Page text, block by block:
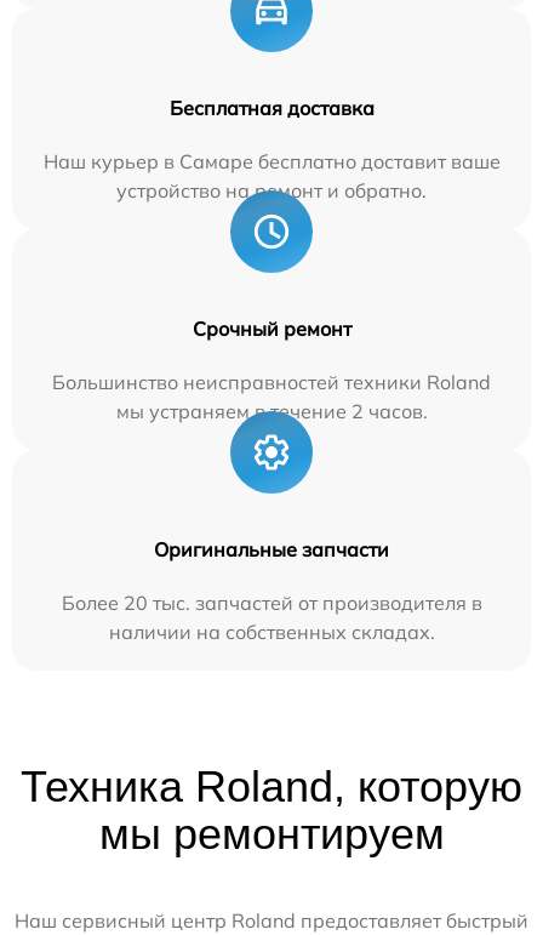
Бесплатная доставка
Наш курьер в Самаре бесплатно доставит ваше
устройство на ремонт и обратно.
Срочный ремонт
Большинство неисправностей техники Roland
мы устраняем в течение 2 часов.
Оригинальные запчасти
Более 20 тыс. запчастей от производителя в
наличии на собственных складах.
Техника Roland, которую
мы ремонтируем
Наш сервисный центр Roland предоставляет быстрый